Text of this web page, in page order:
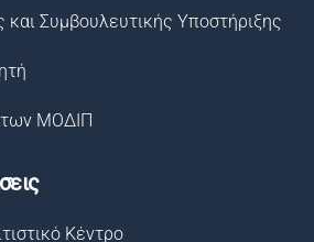
και Συμβουλευτικής Υποστήριξης
ΜΟΔΙΠ
Κέντρο